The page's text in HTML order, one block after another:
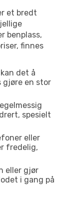
et bredt
benplass,
finnes
det å
gjøre en stor
spesielt
eller
fredelig,
eller gjør
i gang på